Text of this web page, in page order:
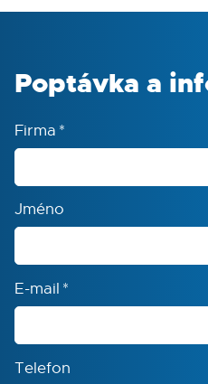
Poptávka a
Firma *
Jméno
E-mail *
Telefon